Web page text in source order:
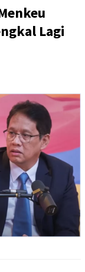
Lagi